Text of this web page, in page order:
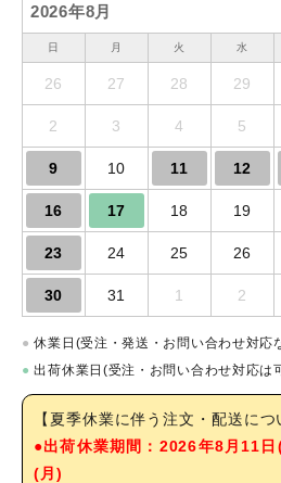
2026年8月
日 月 火 水
26 27 28 29
2 3 4 5
9 10 11 12
16 17 18 19
23 24 25 26
30 31 1 2
● 休業日(受注・発送・お問い合わせ対応
● 出荷休業日(受注・お問い合わせ対応は
【夏季休業に伴う注文・配送につ
●出荷休業期間：2026年8月11
(月)